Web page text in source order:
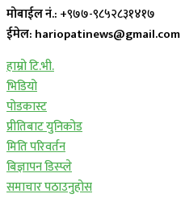
मोबाईल नं.: +९७७-९८५२८३१४१७
ईमेल: hariopatinews@gmail.com
हाम्रो टि.भी.
भिडियो
पोडकास्ट
प्रीतिबाट युनिकोड
मिति परिवर्तन
बिज्ञापन डिस्प्ले
समाचार पठाउनुहोस